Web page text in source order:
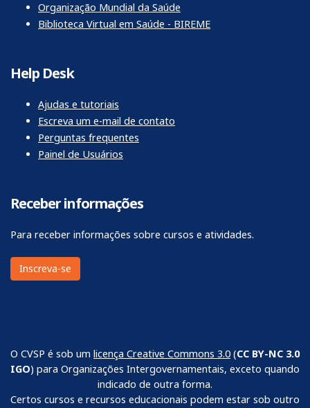
Organização Mundial da Saúde
Biblioteca Virtual em Saúde - BIREME
Help Desk
Ajudas e tutoriais
Escreva um e-mail de contato
Perguntas frequentes
Painel de Usuários
Receber informações
Para receber informações sobre cursos e atividades.
Inscreva-se
O CVSP é sob um licença Creative Commons 3.0 (CC BY-NC 3.0
IGO) para Organizações Intergovernamentais, exceto quando
indicado de outra forma.
Certos cursos e recursos educacionais podem estar sob outro